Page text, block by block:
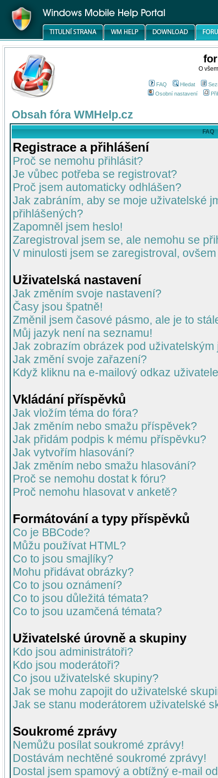
O
FAQ Hledat
Osobní nastavení
Obsah fóra WMHelp.cz
FAQ
Registrace a přihlášení
Proč se nemohu přihlásit?
Je vůbec potřeba se registrovat?
Proč jsem automaticky odhlášen?
Jak zabráním, aby se moje uživatelské
přihlášených?
Zapomněl jsem heslo!
Zaregistroval jsem se, ale nemohu se
V minulosti jsem se zaregistroval,
Uživatelská nastavení
Jak změním svoje nastavení?
Časy jsou špatně!
Změnil jsem časové pásmo, ale je to
Můj jazyk není na seznamu!
Jak zobrazím obrázek pod uživatelským
Jak změní svoje zařazení?
Když kliknu na e-mailový odkaz
Vkládání příspěvků
Jak vložím téma do fóra?
Jak změním nebo smažu příspěvek?
Jak přidám podpis k mému příspěvku?
Jak vytvořím hlasování?
Jak změním nebo smažu hlasování?
Proč se nemohu dostat k fóru?
Proč nemohu hlasovat v anketě?
Formátování a typy příspěvků
Co je BBCode?
Můžu používat HTML?
Co to jsou smajlíky?
Mohu přidávat obrázky?
Co to jsou oznámení?
Co to jsou důležitá témata?
Co to jsou uzamčená témata?
Uživatelské úrovně a skupiny
Kdo jsou administrátoři?
Kdo jsou moderátoři?
Co jsou uživatelské skupiny?
Jak se mohu zapojit do uživatelské
Jak se stanu moderátorem uživatelské
Soukromé zprávy
Nemůžu posílat soukromé zprávy!
Dostávám nechtěné soukromé zprávy!
Dostal jsem spamový a obtížný e-mail